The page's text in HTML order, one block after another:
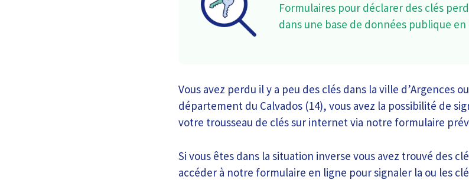
Formulaires pour déclarer des clés
dans une base de données publique en
Vous avez perdu il y a peu des clés dans la ville d’Argences
département du Calvados (14), vous avez la possibilité de
votre trousseau de clés sur internet via notre formulaire
Si vous êtes dans la situation inverse vous avez trouvé des
accéder à notre formulaire en ligne pour signaler la ou les